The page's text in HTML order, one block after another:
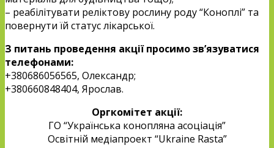
– реабілітувати реліктову рослину роду “Коноплі” та
повернути їй статус лікарської.
З питань проведення акції просимо зв’язуватися
телефонами:
+380686056565, Олександр;
+380660848404, Ярослав.
Оргкомітет акції:
ГО “Українська конопляна асоціація”
Освітній медіапроект “Ukraine Rasta”